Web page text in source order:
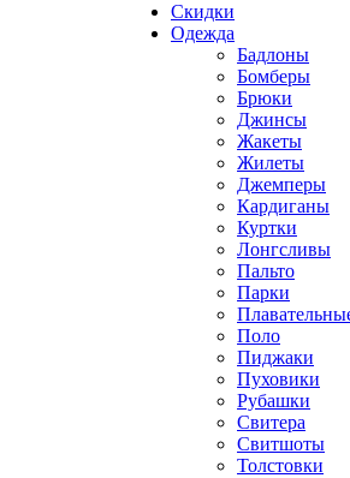
Скидки
Одежда
Бадлоны
Бомберы
Брюки
Джинсы
Жакеты
Жилеты
Джемперы
Кардиганы
Куртки
Лонгсливы
Пальто
Парки
Поло
Пиджаки
Пуховики
Рубашки
Свитера
Свитшоты
Толстовки